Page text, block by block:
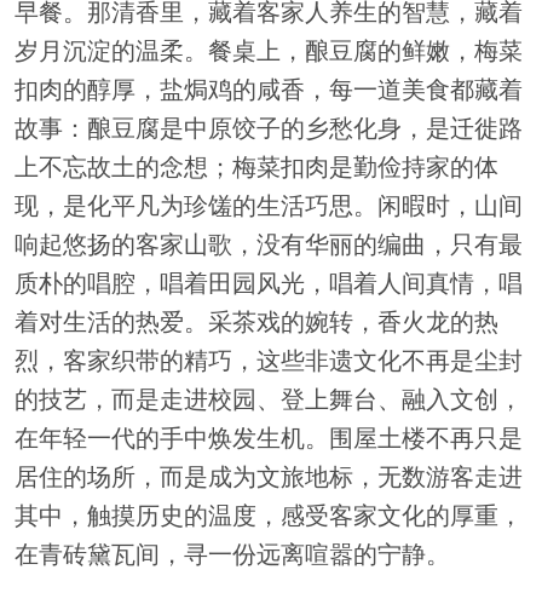
早餐。那清香里，藏着客家人养生的智慧，藏着
岁月沉淀的温柔。餐桌上，酿豆腐的鲜嫩，梅菜
扣肉的醇厚，盐焗鸡的咸香，每一道美食都藏着
故事：酿豆腐是中原饺子的乡愁化身，是迁徙路
上不忘故土的念想；梅菜扣肉是勤俭持家的体
现，是化平凡为珍馐的生活巧思。闲暇时，山间
响起悠扬的客家山歌，没有华丽的编曲，只有最
质朴的唱腔，唱着田园风光，唱着人间真情，唱
着对生活的热爱。采茶戏的婉转，香火龙的热
烈，客家织带的精巧，这些非遗文化不再是尘封
的技艺，而是走进校园、登上舞台、融入文创，
在年轻一代的手中焕发生机。围屋土楼不再只是
居住的场所，而是成为文旅地标，无数游客走进
其中，触摸历史的温度，感受客家文化的厚重，
在青砖黛瓦间，寻一份远离喧嚣的宁静。